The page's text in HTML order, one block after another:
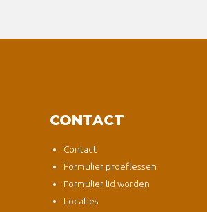
CONTACT
Contact
Formulier proeflessen
Formulier lid worden
Locaties